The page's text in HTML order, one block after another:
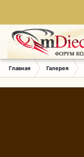
Главная Галерея